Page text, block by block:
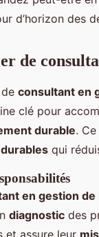
d’horizon des
de
de consultant en
clé pour
durable. Ce
qui
en gestion
diagnostic des